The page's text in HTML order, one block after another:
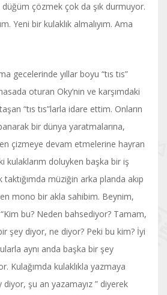
düğüm çözmek çok da şık durmuyor.
Yeni bir kulaklık almalıyım. Ama
yıllar boyu “tıs tıs”
oturan Oky’nin ve karşımdaki
taşan “tıs tıs”larla idare ettim. Onların
bir dünya yaratmalarına,
çizmeye devam etmelerine hayran
kulaklarım doluyken başka bir iş
taktığımda müziğin arka planda akıp
mono bir akla sahibim. Beynim,
bu? Neden bahsediyor? Tamam,
şey diyor, ne diyor? Peki bu kim? İyi
aynı anda başka bir şey
Kulağımda kulaklıkla yazmaya
diyor, şu an yazamayız ” diyerek